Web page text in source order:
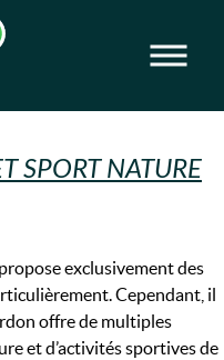
CANOE &
SPORT NATURE
exclusivement des
Cependant, il
offre de multiples
et d’activités sportives de